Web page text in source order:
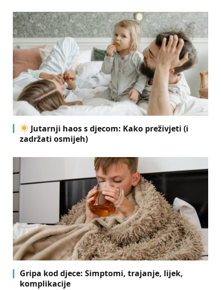
Jutarnji haos s djecom: Kako preživjeti (i
zadržati osmijeh)
Gripa kod djece: Simptomi, trajanje, lijek,
komplikacije